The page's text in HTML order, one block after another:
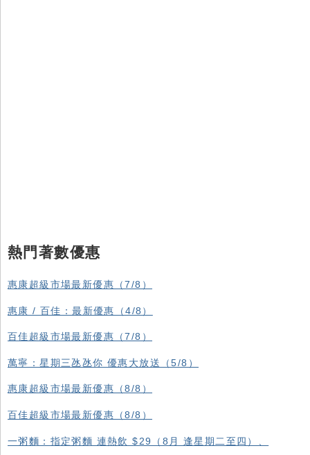
熱門著數優惠
惠康超級市場最新優惠（7/8）
惠康 / 百佳：最新優惠（4/8）
百佳超級市場最新優惠（7/8）
萬寧：星期三氹氹你 優惠大放送（5/8）
惠康超級市場最新優惠（8/8）
百佳超級市場最新優惠（8/8）
一粥麵：指定粥麵 連熱飲 $29（8月 逢星期二至四）、